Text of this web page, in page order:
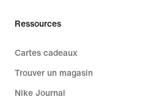
Ressources
Cartes cadeaux
Trouver un magasin
Nike Journal